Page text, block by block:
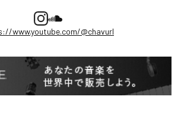
www.youtube.com/@chavurl